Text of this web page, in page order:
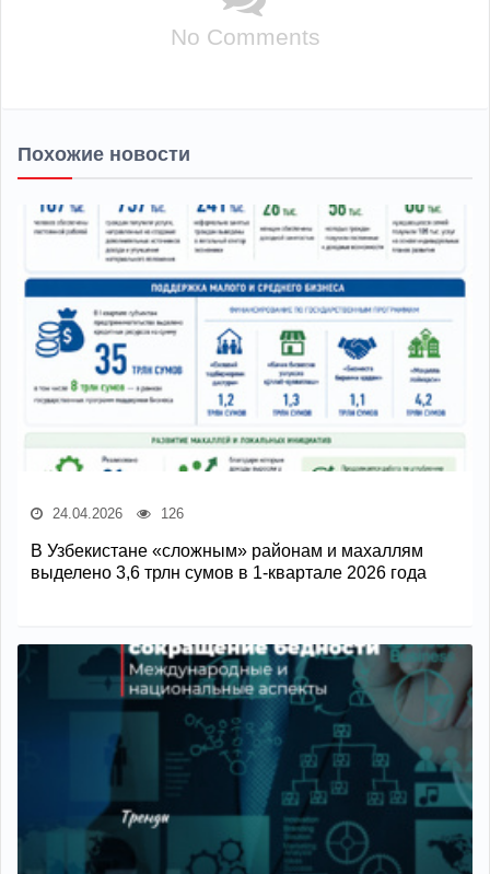
No Comments
Похожие новости
24.04.2026 126
В Узбекистане «сложным» районам и махаллям
выделено 3,6 трлн сумов в 1-квартале 2026 года